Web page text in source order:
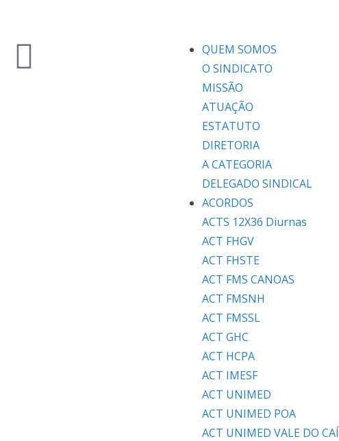
QUEM SOMOS
O SINDICATO
MISSÃO
ATUAÇÃO
ESTATUTO
DIRETORIA
A CATEGORIA
DELEGADO SINDICAL
ACORDOS
ACTS 12X36 Diurnas
ACT FHGV
ACT FHSTE
ACT FMS CANOAS
ACT FMSNH
ACT FMSSL
ACT GHC
ACT HCPA
ACT IMESF
ACT UNIMED
ACT UNIMED POA
ACT UNIMED VALE DO CAÍ